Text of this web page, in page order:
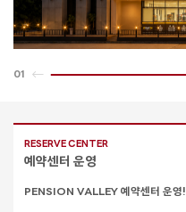
01
RESERVE CENTER
예약센터 운영
PENSION VALLEY 예약센터 운영!